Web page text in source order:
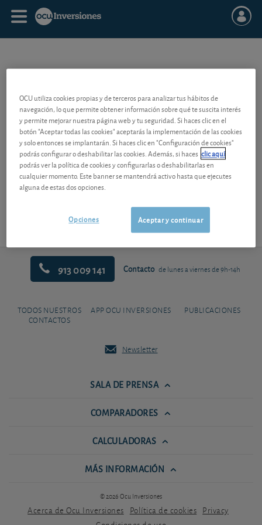
En las cuentas de una sociedad, el flujo de caja (cash-flowen la
terminología inglesa) designa todos los ingresos en efectivo,
descontados todos los gastos abonados. Se trata por tanto del saldo
de todas las operaciones de caja. El flujo de caja no tiene en cuenta
los gastos contables como las amortizaciones, la reducciones de
valor y las provisiones.
Se distingue el flujo de caja bruto (antes de impuestos), el
(después de impuestos) y también el flujo de caja corriente
(no tiene en cuenta los resultados extraordinarios).
913 009 141 Contacto de lunes a viernes de 9h-14h
TODOS NUESTROS
CONTACTOS
APP OCU INVERSIONES PUBLICACIONES
Newsletter
SALA DE PRENSA
COMPARADORES
CALCULADORAS
MÁS INFORMACIÓN
© 2026 Ocu Inversiones
Acerca de Ocu Inversiones Política de cookies Privacy
OCU utiliza cookies propias y de terceros para analizar tus hábitos de
navegación, lo que permite obtener información sobre qué te suscita interés
y permite mejorar nuestra página web y tu seguridad. Si haces clic en el
botón "Aceptar todas las cookies" aceptarás la implementación de las cookies
y solo entonces se implantarán. Si haces clic en "Configuración de cookies"
podrás configurar o deshabilitar las cookies. Además, si haces clic aquí
podrás ver la política de cookies y configurarlas o deshabilitarlas en
cualquier momento. Este banner se mantendrá activo hasta que ejecutes
alguna de estas dos opciones.
Aceptar y continuar
Opciones